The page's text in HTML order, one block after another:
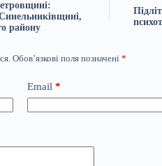
району
Обов’язкові поля позначені *
Email *